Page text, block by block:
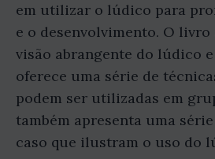
em utilizar o lúdico para
e o desenvolvimento. O livro
visão abrangente do lúdico
oferece uma série de
podem ser utilizadas em
também apresenta uma
caso que ilustram o uso do